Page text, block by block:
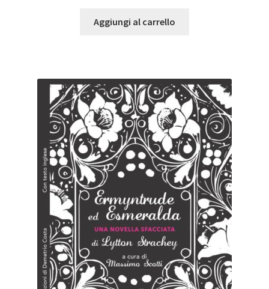
Aggiungi al carrello